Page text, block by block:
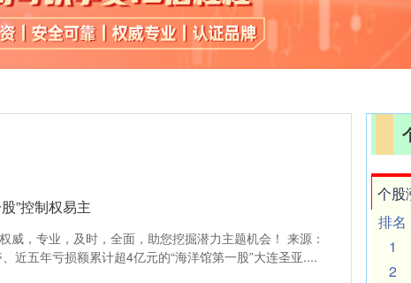
”控制权易主
威，专业，及时，全面，助您挖掘潜力主题机会！ 来源：
近五年亏损额累计超4亿元的“海洋馆第一股”大连圣亚....
个股
排名
1
2